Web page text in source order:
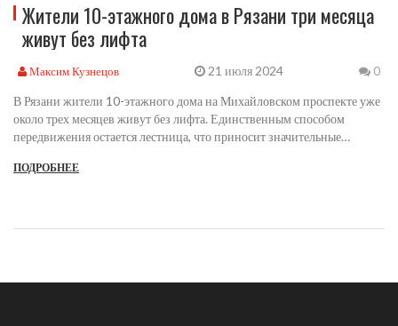
Жители 10-этажного дома в Рязани три месяца
живут без лифта
Максим Кузнецов 21 июля 2024 0
В Рязани жители 10-этажного дома на Михайловском проспекте уже
около трех месяцев живут без лифта. Единственным способом
передвижения остается лестница, что приносит значительные
спускаться по лестницам каждый день.
ПОДРОБНЕЕ